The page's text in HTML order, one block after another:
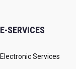
E-SERVICES
Electronic Services